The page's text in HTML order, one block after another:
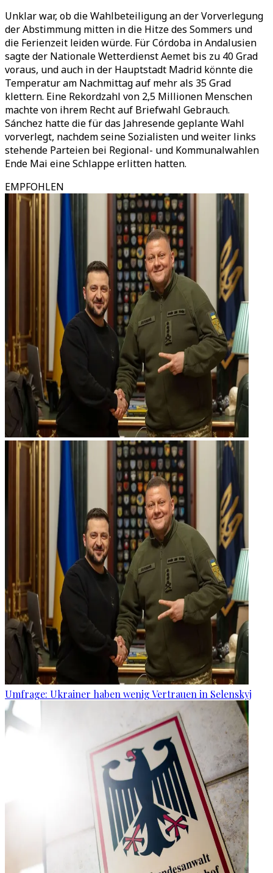
Unklar war, ob die Wahlbeteiligung an der Vorverlegung
der Abstimmung mitten in die Hitze des Sommers und
die Ferienzeit leiden würde. Für Córdoba in Andalusien
sagte der Nationale Wetterdienst Aemet bis zu 40 Grad
voraus, und auch in der Hauptstadt Madrid könnte die
Temperatur am Nachmittag auf mehr als 35 Grad
klettern. Eine Rekordzahl von 2,5 Millionen Menschen
machte von ihrem Recht auf Briefwahl Gebrauch.
Sánchez hatte die für das Jahresende geplante Wahl
vorverlegt, nachdem seine Sozialisten und weiter links
stehende Parteien bei Regional- und Kommunalwahlen
Ende Mai eine Schlappe erlitten hatten.
EMPFOHLEN
Umfrage: Ukrainer haben wenig Vertrauen in Selenskyj